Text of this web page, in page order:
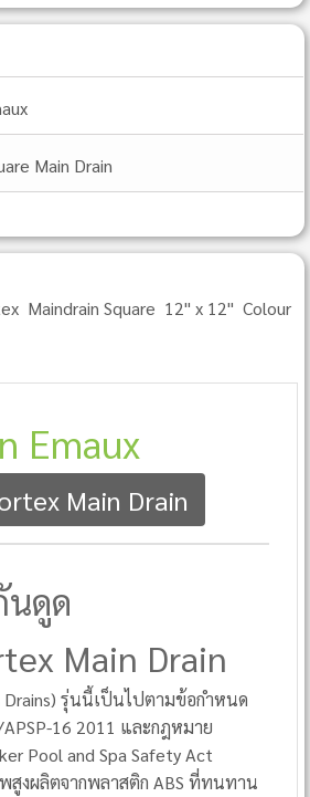
Main Drain
Maindrain Square 12" x 12" Colour
Emaux
Main Drain
นดูด
Main Drain
Drains) รุ่นนี้เป็นไปตามข้อกำหนด
16 2011 และกฎหมาย
Pool and Spa Safety Act
สูงผลิตจากพลาสติก ABS ที่ทนทาน